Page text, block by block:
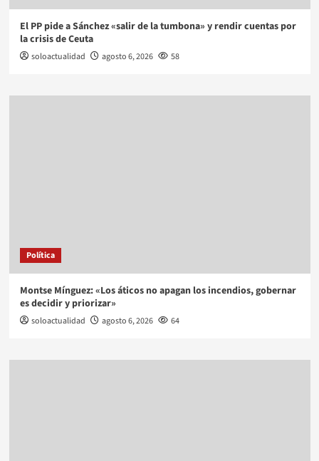
El PP pide a Sánchez «salir de la tumbona» y rendir cuentas por
la crisis de Ceuta
soloactualidad agosto 6, 2026 58
Política
Montse Mínguez: «Los áticos no apagan los incendios, gobernar
es decidir y priorizar»
soloactualidad agosto 6, 2026 64